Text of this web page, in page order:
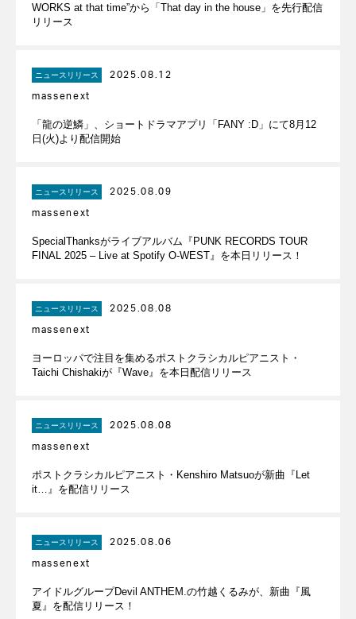
WORKS at that time”から「That day in the house」を先行配信
リリース
ニュースリリース
2025.08.12
massenext
「龍の逆鱗」、ショートドラマアプリ「FANY :D」にて8月12
日(火)より配信開始
ニュースリリース
2025.08.09
massenext
SpecialThanksがライブアルバム『PUNK RECORDS TOUR
FINAL 2025 – Live at Spotify O-WEST』を本日リリース！
ニュースリリース
2025.08.08
massenext
ヨーロッパで注目を集めるポストクラシカルピアニスト・
Taichi Chishakiが『Wave』を本日配信リリース
ニュースリリース
2025.08.08
massenext
ポストクラシカルピアニスト・Kenshiro Matsuoが新曲『Let
it…』を配信リリース
ニュースリリース
2025.08.06
massenext
アイドルグループDevil ANTHEM.の竹越くるみが、新曲『風
夏』を配信リリース！